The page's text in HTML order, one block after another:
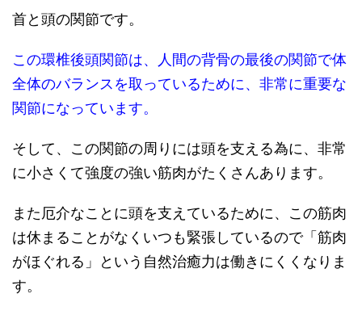
首と頭の関節です。
この環椎後頭関節は、人間の背骨の最後の関節で体
全体のバランスを取っているために、非常に重要な
関節になっています。
そして、この関節の周りには頭を支える為に、非常
に小さくて強度の強い筋肉がたくさんあります。
また厄介なことに頭を支えているために、この筋肉
は休まることがなくいつも緊張しているので「筋肉
がほぐれる」という自然治癒力は働きにくくなりま
す。